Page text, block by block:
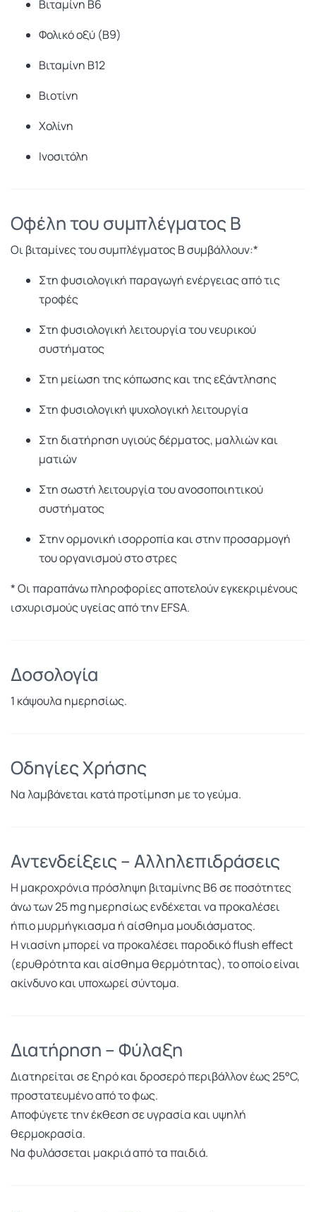
Βιταμίνη Β6
Φολικό οξύ (Β9)
Βιταμίνη Β12
Βιοτίνη
Χολίνη
Ινοσιτόλη
Οφέλη του συμπλέγματος Β
Οι βιταμίνες του συμπλέγματος Β συμβάλλουν:*
Στη φυσιολογική παραγωγή ενέργειας από τις
τροφές
Στη φυσιολογική λειτουργία του νευρικού
συστήματος
Στη μείωση της κόπωσης και της εξάντλησης
Στη φυσιολογική ψυχολογική λειτουργία
Στη διατήρηση υγιούς δέρματος, μαλλιών και
ματιών
Στη σωστή λειτουργία του ανοσοποιητικού
συστήματος
Στην ορμονική ισορροπία και στην προσαρμογή
του οργανισμού στο στρες
* Οι παραπάνω πληροφορίες αποτελούν εγκεκριμένους
ισχυρισμούς υγείας από την EFSA.
Δοσολογία
1 κάψουλα ημερησίως.
Οδηγίες Χρήσης
Να λαμβάνεται κατά προτίμηση με το γεύμα.
Αντενδείξεις – Αλληλεπιδράσεις
Η μακροχρόνια πρόσληψη βιταμίνης Β6 σε ποσότητες
άνω των 25 mg ημερησίως ενδέχεται να προκαλέσει
ήπιο μυρμήγκιασμα ή αίσθημα μουδιάσματος.
Η νιασίνη μπορεί να προκαλέσει παροδικό flush effect
(ερυθρότητα και αίσθημα θερμότητας), το οποίο είναι
ακίνδυνο και υποχωρεί σύντομα.
Διατήρηση – Φύλαξη
Διατηρείται σε ξηρό και δροσερό περιβάλλον έως 25°C,
προστατευμένο από το φως.
Αποφύγετε την έκθεση σε υγρασία και υψηλή
θερμοκρασία.
Να φυλάσσεται μακριά από τα παιδιά.